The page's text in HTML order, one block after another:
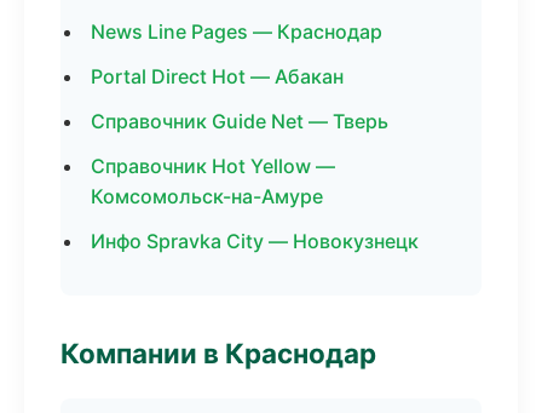
News Line Pages — Краснодар
Portal Direct Hot — Абакан
Справочник Guide Net — Тверь
Справочник Hot Yellow —
Комсомольск-на-Амуре
Инфо Spravka City — Новокузнецк
Компании в Краснодар